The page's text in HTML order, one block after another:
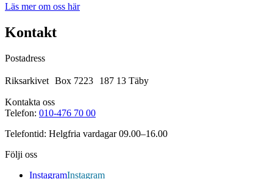
Läs mer om oss här
Kontakt
Postadress
Riksarkivet Box 7223 187 13 Täby
Kontakta oss
Telefon: 010-476 70 00
Telefontid: Helgfria vardagar 09.00–16.00
Följi oss
InstagramInstagram